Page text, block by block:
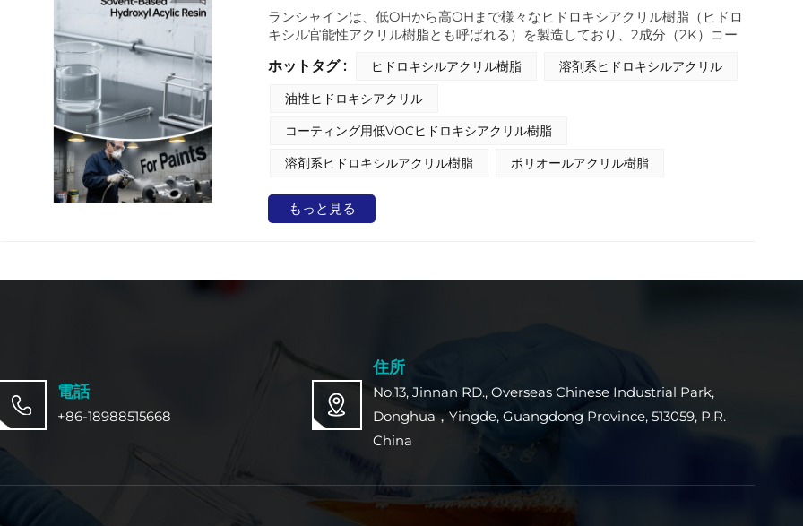
ランシャインは、低OHから高OHまで様々なヒドロキシアクリル樹脂（ヒドロ
キシル官能性アクリル樹脂とも呼ばれる）を製造しており、2成分（2K）コー
子構造中にヒドロキシル基が存在することを特徴としており、イソシアネート
よりウレタン結合が形成され、コーティングの優れた性能に貢献します。ヒド
ロキシアクリル樹脂は、様々なヒドロキシル含有量に調整できるため、特定の
用途に合わせて最適化できます。
ホットタグ : ヒドロキシルアクリル樹脂
溶剤系ヒドロキシルアクリル
油性ヒドロキシアクリル
コーティング用低VOCヒドロキシアクリル樹脂
溶剤系ヒドロキシルアクリル樹脂
ポリオールアクリル樹脂
もっと見る
電話
+86-18988515668
住所
No.13, Jinnan RD., Overseas Chinese Industrial Park,
Donghua，Yingde, Guangdong Province, 513059, P.R.
China